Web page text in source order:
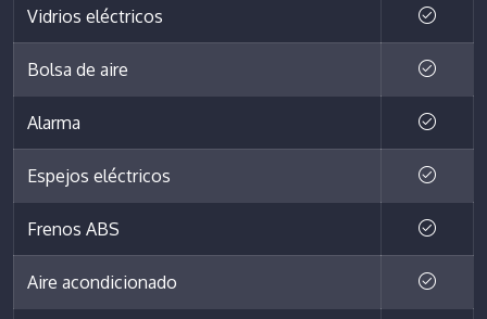
Vidrios eléctricos
Bolsa de aire
Alarma
Espejos eléctricos
Frenos ABS
Aire acondicionado